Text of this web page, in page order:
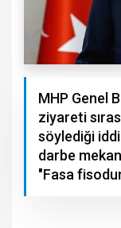
MHP Genel
ziyareti
söylediği
darbe
"Fasa